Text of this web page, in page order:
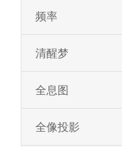
频率
清醒梦
全息图
全像投影